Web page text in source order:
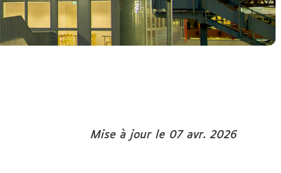
Mise à jour le 07 avr. 2026